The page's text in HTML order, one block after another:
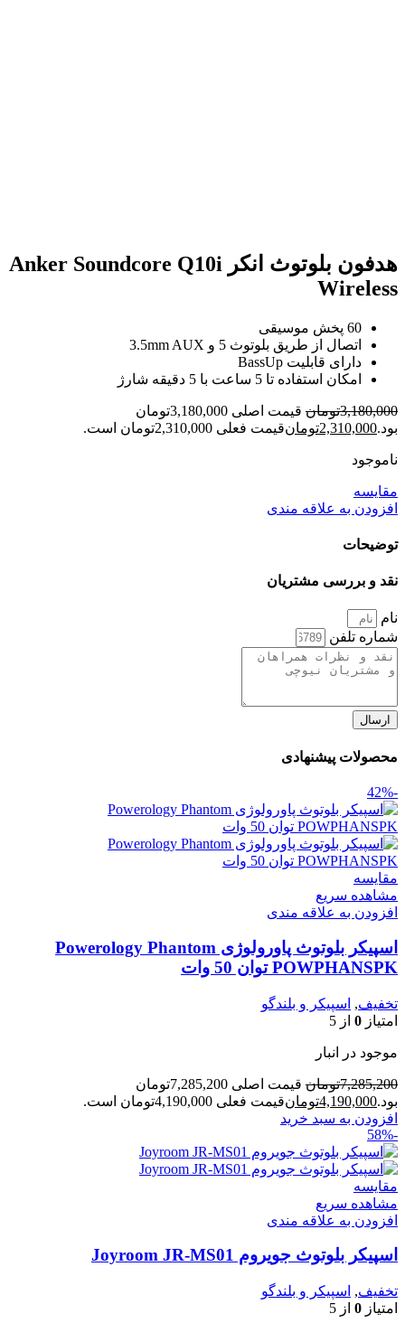
هدفون بلوتوث انکر Anker Soundcore Q10i
Wireless
60 پخش موسیقی
اتصال از طریق بلوتوث 5 و 3.5mm AUX
دارای قابلیت BassUp
امکان استفاده تا 5 ساعت با 5 دقیقه شارژ
3,180,000تومان
قیمت اصلی 3,180,000تومان
بود.2,310,000تومانقیمت فعلی 2,310,000تومان است.
ناموجود
مقایسه
افزودن به علاقه مندی
توضیحات
نقد و بررسی مشتریان
نام
شماره تلفن
ارسال
محصولات پیشنهادی
-42%
مقایسه
مشاهده سریع
افزودن به علاقه مندی
اسپیکر بلوتوث پاورولوژی Powerology Phantom
POWPHANSPK توان 50 وات
تخفیف, اسپیکر و بلندگو
امتیاز 0 از 5
موجود در انبار
7,285,200تومان
قیمت اصلی 7,285,200تومان
بود.4,190,000تومانقیمت فعلی 4,190,000تومان است.
افزودن به سبد خرید
-58%
مقایسه
مشاهده سریع
افزودن به علاقه مندی
اسپیکر بلوتوث جویروم Joyroom JR-MS01
تخفیف, اسپیکر و بلندگو
امتیاز 0 از 5